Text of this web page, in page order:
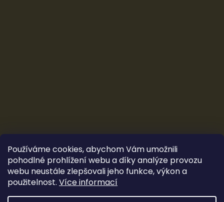
Používáme cookies, abychom Vám umožnili
pohodlné prohlížení webu a díky analýze provozu
webu neustále zlepšovali jeho funkce, výkon a
použitelnost. Více informací
Vytvořil Shoptet&Ludec